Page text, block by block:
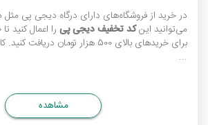
در خرید از فروشگاه‌های دارای درگاه دیجی پی مثل
می‌توانید اینکد تخفیف دیجی پی
برای خریدهای بالای 500 هزار تومان
...
مشاهده